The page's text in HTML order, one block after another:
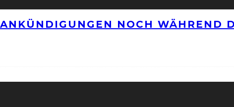
NOCH WÄHREND